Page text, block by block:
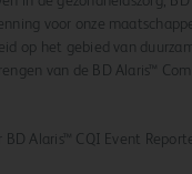
voor onze
op het gebied van
van de BD Alaris™
BD Alaris™ CQI Event